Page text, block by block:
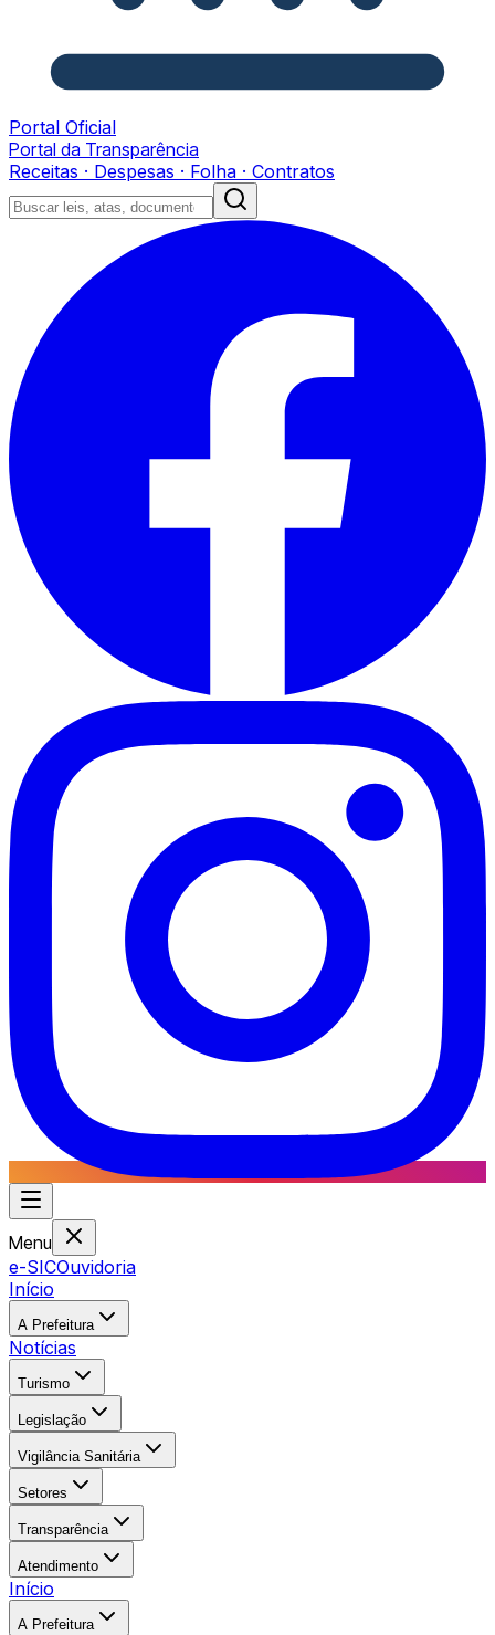
Portal Oficial
Portal da Transparência
Receitas · Despesas · Folha · Contratos
Menu
e-SICOuvidoria
Início
A Prefeitura
Notícias
Turismo
Legislação
Vigilância Sanitária
Setores
Transparência
Atendimento
Início
A Prefeitura